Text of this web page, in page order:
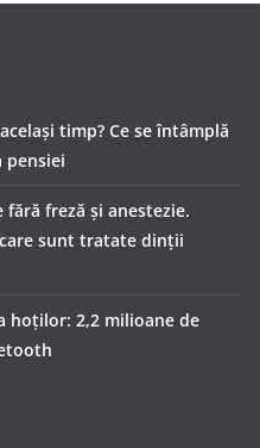
timp? Ce se întâmplă
pensiei
freză și anestezie.
sunt tratate dinții
hoților: 2,2 milioane de